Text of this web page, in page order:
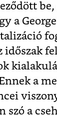
be,
a
időszak
a
szó a